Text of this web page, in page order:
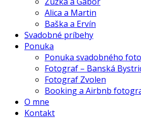
Alica a Martin
Baška a Ervín
Svadobné príbehy
Ponuka
Ponuka svadobného
Fotograf – Banská
Fotograf Zvolen
Booking a Airbnb
O mne
Kontakt